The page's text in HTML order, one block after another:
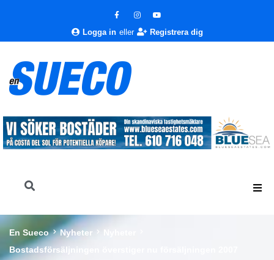
Logga in eller Registrera dig
En Sueco Nyheter
Bostadsförsäljningen överstiger nu försäljningen 2007